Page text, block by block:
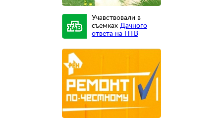
Учавствовали в
съемках Дачного
ответа на НТВ